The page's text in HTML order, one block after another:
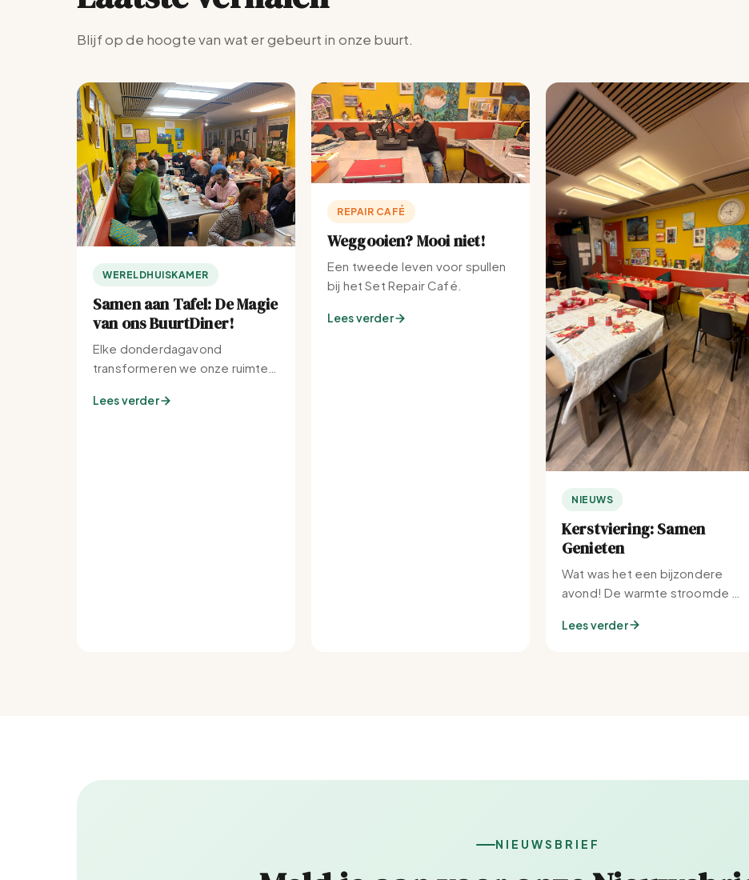
Blijf op de hoogte van wat er gebeurt in onze buurt.
WERELDHUISKAMER
Samen aan Tafel: De Magie
van ons BuurtDiner!
Elke donderdagavond
transformeren we onze ruimte
buurt.
Lees verder
REPAIR CAFÉ
Weggooien? Mooi niet!
Een tweede leven voor spullen
bij het Set Repair Café.
Lees verder
NIEUWS
Kerstviering: Samen
Genieten
Wat was het een bijzondere
avond! De warmte stroomde bij
Lees verder
NIEUWSBRIEF